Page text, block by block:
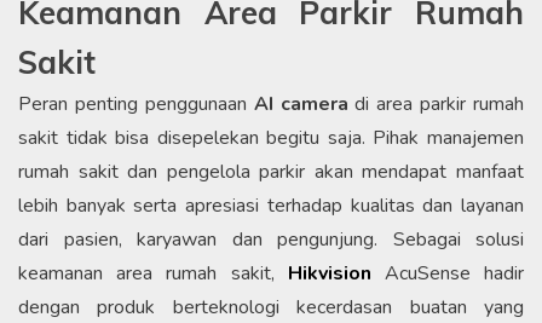
Keamanan Area Parkir Rumah
Sakit
Peran penting penggunaan AI camera di area parkir rumah
sakit tidak bisa disepelekan begitu saja. Pihak manajemen
rumah sakit dan pengelola parkir akan mendapat manfaat
lebih banyak serta apresiasi terhadap kualitas dan layanan
dari pasien, karyawan dan pengunjung. Sebagai solusi
keamanan area rumah sakit, Hikvision AcuSense hadir
dengan produk berteknologi kecerdasan buatan yang